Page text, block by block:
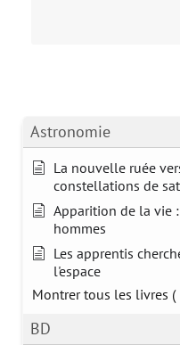
Astronomie
La nouvelle ruée
constellations de
Apparition de la vie
hommes
Les apprentis
l'espace
Montrer tous les livres (
BD